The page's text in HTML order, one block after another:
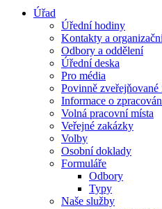
Úřad
Úřední hodiny
Kontakty a
Odbory a oddělení
Úřední deska
Pro média
Povinně zveřejňované
Informace o
Volná pracovní místa
Veřejné zakázky
Volby
Osobní doklady
Formuláře
Odbory
Typy
Naše služby